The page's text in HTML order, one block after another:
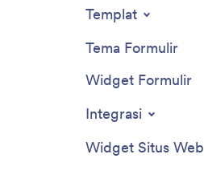
Templat
Tema Formulir
Widget Formulir
Integrasi
Widget Situs Web